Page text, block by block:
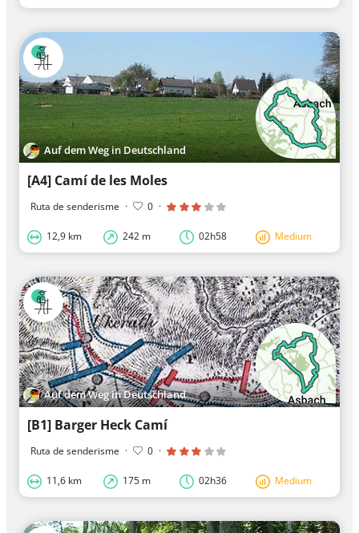
Auf dem Weg in Deutschland
[A4] Camí de les Moles
Ruta de senderisme · 0 ·
12,9 km 242 m 02h58 Medium
Auf dem Weg in Deutschland
[B1] Barger Heck Camí
Ruta de senderisme · 0 ·
11,6 km 175 m 02h36 Medium